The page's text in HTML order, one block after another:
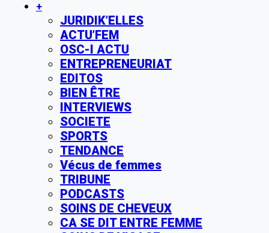
+
JURIDIK’ELLES
ACTU’FEM
OSC-I ACTU
ENTREPRENEURIAT
EDITOS
BIEN ÊTRE
INTERVIEWS
SOCIETE
SPORTS
TENDANCE
Vécus de femmes
TRIBUNE
PODCASTS
SOINS DE CHEVEUX
CA SE DIT ENTRE FEMME